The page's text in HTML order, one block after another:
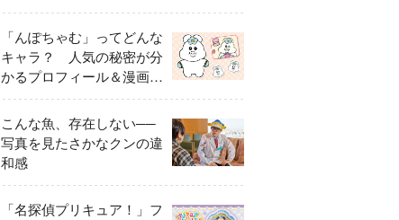
「んぽちゃむ」ってどんな
キャラ？ 人気の秘密が分
かるプロフィール＆漫画ま
とめ
こんな魚、存在しない──
写真を見たさかなクンの違
和感
「名探偵プリキュア！」フ